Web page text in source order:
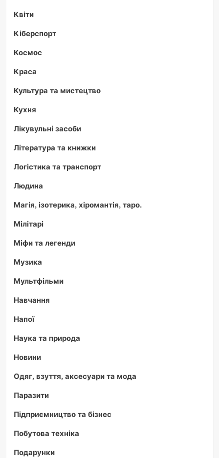
Квіти
Кіберспорт
Космос
Краса
Культура та мистецтво
Кухня
Лікувульні засоби
Література та книжки
Логістика та транспорт
Людина
Магія, ізотерика, хіромантія, таро.
Мілітарі
Міфи та легенди
Музика
Мультфільми
Навчання
Напої
Наука та природа
Новини
Одяг, взуття, аксесуари та мода
Паразити
Підприємництво та бізнес
Побутова техніка
Подарунки